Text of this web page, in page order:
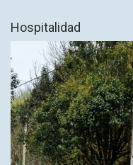
Hospitalidad